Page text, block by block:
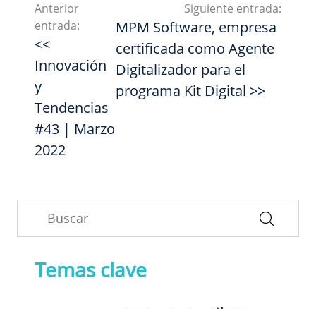
Anterior
entrada:
<<
Innovación
y
Tendencias
#43 | Marzo
2022
Siguiente entrada:
MPM Software, empresa
certificada como Agente
Digitalizador para el
programa Kit Digital >>
Temas clave